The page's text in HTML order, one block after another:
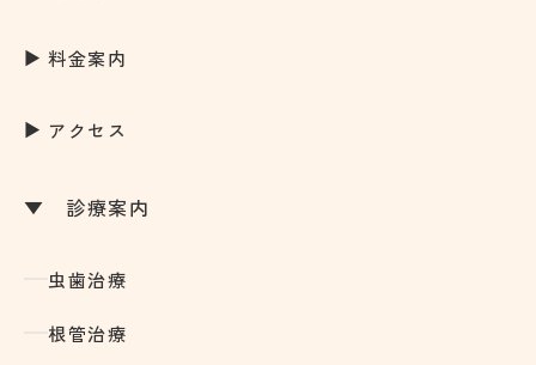
料金案内
アクセス
診療案内
虫歯治療
根管治療